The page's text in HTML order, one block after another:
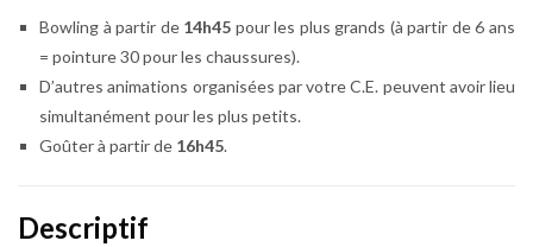
Bowling à partir de 14h45 pour les plus grands (à partir de 6 ans
= pointure 30 pour les chaussures).
D’autres animations organisées par votre C.E. peuvent avoir lieu
simultanément pour les plus petits.
Goûter à partir de 16h45.
Descriptif